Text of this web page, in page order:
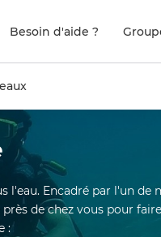
Besoin d'aide ?
Encadré par l'un de
de chez vous pour
: